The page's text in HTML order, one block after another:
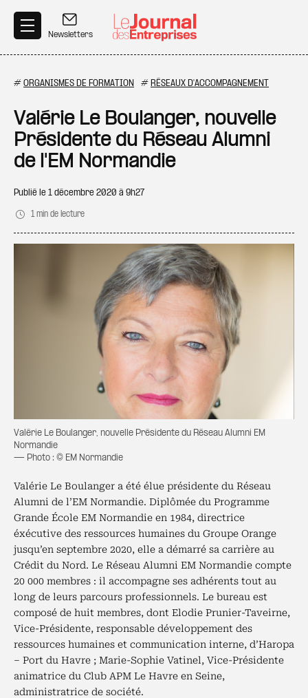
Newsletters
# ORGANISMES DE FORMATION # RÉSEAUX D'ACCOMPAGNEMENT
Valérie Le Boulanger, nouvelle
Présidente du Réseau Alumni
de l'EM Normandie
Publié le 1 décembre 2020 à 9h27
1 min de lecture
Valérie Le Boulanger, nouvelle Présidente du Réseau Alumni EM
Normandie
— Photo : © EM Normandie
Valérie Le Boulanger a été élue présidente du Réseau
Alumni de l’EM Normandie. Diplômée du Programme
Grande École EM Normandie en 1984, directrice
éxécutive des ressources humaines du Groupe Orange
jusqu’en septembre 2020, elle a démarré sa carrière au
Crédit du Nord. Le Réseau Alumni EM Normandie compte
20 000 membres : il accompagne ses adhérents tout au
long de leurs parcours professionnels. Le bureau est
composé de huit membres, dont Elodie Prunier-Taveirne,
Vice-Présidente, responsable développement des
ressources humaines et communication interne, d’Haropa
– Port du Havre ; Marie-Sophie Vatinel, Vice-Présidente
animatrice du Club APM Le Havre en Seine,
administratrice de société.